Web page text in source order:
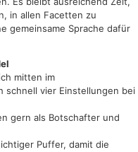
in allen Facetten zu
gemeinsame Sprache dafür
mitten im
schnell vier Einstellungen bei
gern als Botschafter und
Puffer, damit die